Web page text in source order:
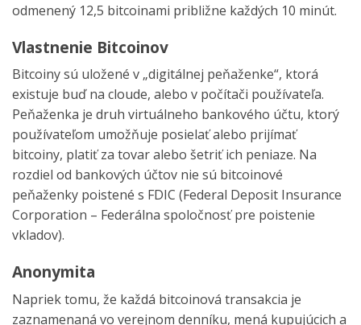
odmenený 12,5 bitcoinami približne každých 10 minút.
Vlastnenie Bitcoinov
Bitcoiny sú uložené v „digitálnej peňaženke“, ktorá
existuje buď na cloude, alebo v počítači používateľa.
Peňaženka je druh virtuálneho bankového účtu, ktorý
používateľom umožňuje posielať alebo prijímať
bitcoiny, platiť za tovar alebo šetriť ich peniaze. Na
rozdiel od bankových účtov nie sú bitcoinové
peňaženky poistené s FDIC (Federal Deposit Insurance
Corporation – Federálna spoločnosť pre poistenie
vkladov).
Anonymita
Napriek tomu, že každá bitcoinová transakcia je
zaznamenaná vo verejnom denníku, mená kupujúcich a